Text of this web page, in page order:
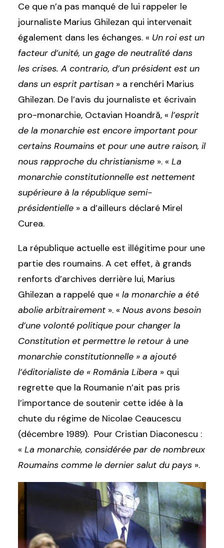
Ce que n’a pas manqué de lui rappeler le
journaliste Marius Ghilezan qui intervenait
également dans les échanges. « Un roi est un
facteur d’unité, un gage de neutralité dans
les crises. A contrario, d’un président est un
dans un esprit partisan » a renchéri Marius
Ghilezan. De l’avis du journaliste et écrivain
pro-monarchie, Octavian Hoandră, « l’esprit
de la monarchie est encore important pour
certains Roumains et pour une autre raison, il
nous rapproche du christianisme ». « La
monarchie constitutionnelle est nettement
supérieure à la république semi-
présidentielle » a d’ailleurs déclaré Mirel
Curea.
La république actuelle est illégitime pour une
partie des roumains. A cet effet, à grands
renforts d’archives derrière lui, Marius
Ghilezan a rappelé que « la monarchie a été
abolie arbitrairement ». « Nous avons besoin
d’une volonté politique pour changer la
Constitution et permettre le retour à une
monarchie constitutionnelle » a ajouté
l’éditorialiste de « România Libera » qui
regrette que la Roumanie n’ait pas pris
l’importance de soutenir cette idée à la
chute du régime de Nicolae Ceaucescu
(décembre 1989). Pour Cristian Diaconescu :
« La monarchie, considérée par de nombreux
Roumains comme le dernier salut du pays ».